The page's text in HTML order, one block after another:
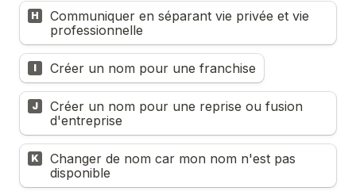
H
Communiquer en séparant vie privée et vie
professionnelle
I Créer un nom pour une franchise
J
Créer un nom pour une reprise ou fusion
d'entreprise
K
Changer de nom car mon nom n'est pas
disponible